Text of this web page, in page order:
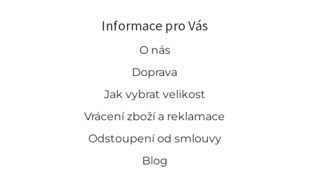
Informace pro Vás
O nás
Doprava
Jak vybrat velikost
Vrácení zboží a reklamace
Odstoupení od smlouvy
Blog